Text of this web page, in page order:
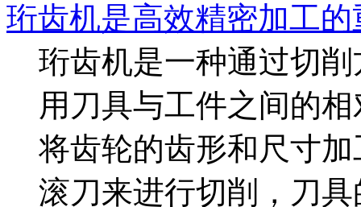
珩齿机是高效精密加工
珩齿机是一种通过切
用刀具与工件之间的
将齿轮的齿形和尺寸
滚刀来进行切削，刀